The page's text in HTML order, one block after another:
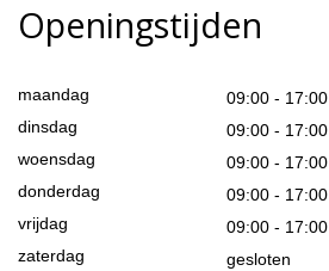
Openingstijden
maandag
09:00 - 17:00
dinsdag
09:00 - 17:00
woensdag
09:00 - 17:00
donderdag
09:00 - 17:00
vrijdag
09:00 - 17:00
zaterdag
gesloten